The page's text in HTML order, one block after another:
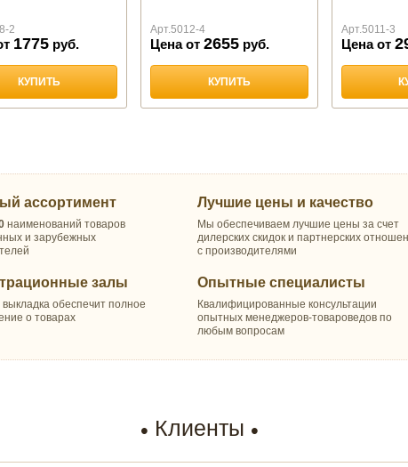
2
1775 руб.
КУПИТЬ
Арт.5012-4
Цена от2655 руб.
КУПИТЬ
Арт.5011-3
Цена от
ассортимент
наименований товаров
и зарубежных
залы
обеспечит полное
о товарах
Лучшие цены и качество
Мы обеспечиваем лучшие цены за счет
дилерских скидок и партнерских
с производителями
Опытные специалисты
Квалифицированные консультации
опытных менеджеров-товароведов по
любым вопросам
Клиенты